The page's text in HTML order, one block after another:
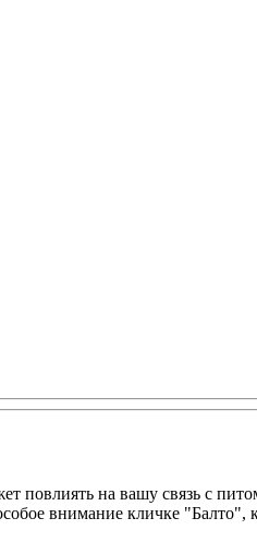
на вашу связь с
внимание кличке